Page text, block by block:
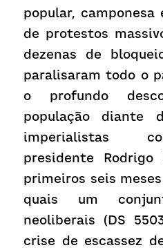
popular, camponesa
de protestos
dezenas de
paralisaram todo o
o profundo
população diante
imperialistas
presidente
primeiros seis
quais um
neoliberais (DS
crise de escassez